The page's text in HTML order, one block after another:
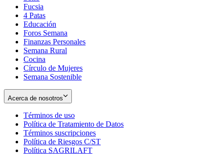
in
new
window
Fucsia
in
new
window
4 Patas
Educación
Foros Semana
Finanzas Personales
Semana Rural
Cocina
Círculo de Mujeres
Semana Sostenible
Acerca de nosotros
Términos de uso
in
new
window
Política de Tratamiento de Datos
Términos suscripciones
in
Política de Riesgos C/ST
Política SAGRILAFT